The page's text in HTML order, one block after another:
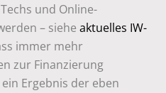
und Online-
– sieheaktuelles IW-
immer mehr
zur Finanzierung
Ergebnis der eben